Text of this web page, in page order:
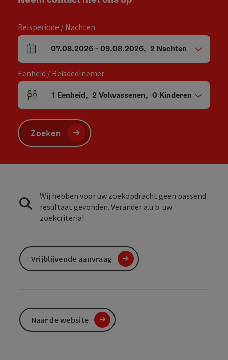
Reisperiode / Nachten
Velden voor aankomst en vertrek
07.08.2026- 09.08.2026, 2 Nachten
Eenheid / Reisdeelnemer
Aantal eenheden en persoonsvelden
1 Eenheid, 2 Volwassenen, 0 Kinderen
Zoeken
Wij hebben voor uw zoekopdracht geen passend
resultaat gevonden. Verander a.u.b. uw
zoekcriteria!
Vrijblijvende aanvraag
Naar de website